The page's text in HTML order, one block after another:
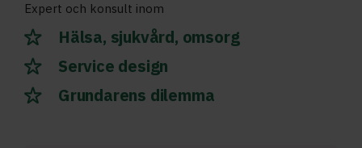
Expert och konsult inom
Hälsa, sjukvård, omsorg
Service design
Grundarens dilemma